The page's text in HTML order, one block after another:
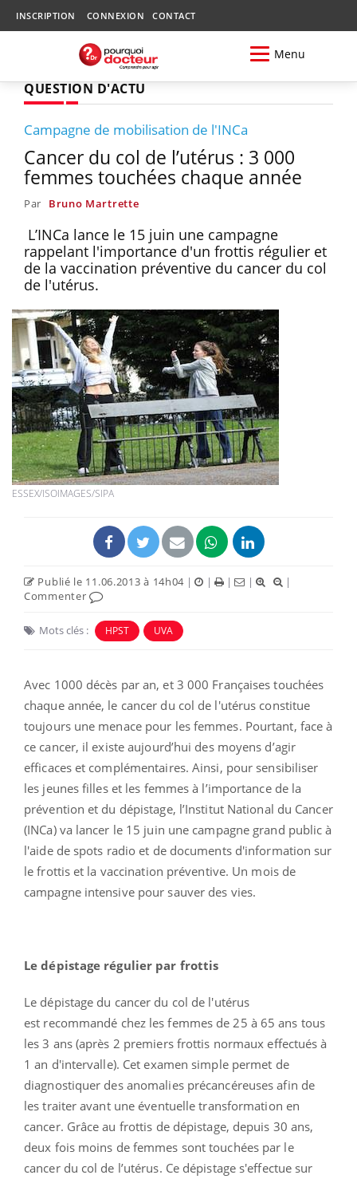
INSCRIPTION CONNEXION CONTACT
Menu
QUESTION D'ACTU
Campagne de mobilisation de l'INCa
Cancer du col de l’utérus : 3 000
femmes touchées chaque année
Par Bruno Martrette
L’INCa lance le 15 juin une campagne
rappelant l'importance d'un frottis régulier et
de la vaccination préventive du cancer du col
de l'utérus.
ESSEX/ISOIMAGES/SIPA
Publié le 11.06.2013 à 14h04 | | | |
|
Commenter
Mots clés : HPST UVA
Avec 1000 décès par an, et 3 000 Françaises touchées
chaque année, le cancer du col de l'utérus constitue
toujours une menace pour les femmes. Pourtant, face à
ce cancer, il existe aujourd’hui des moyens d’agir
efficaces et complémentaires. Ainsi, pour sensibiliser
les jeunes filles et les femmes à l’importance de la
prévention et du dépistage, l’Institut National du Cancer
(INCa) va lancer le 15 juin une campagne grand public à
l'aide de spots radio et de documents d'information sur
le frottis et la vaccination préventive. Un mois de
campagne intensive pour sauver des vies.
Le dépistage régulier par frottis
Le dépistage du cancer du col de l'utérus
est recommandé chez les femmes de 25 à 65 ans tous
les 3 ans (après 2 premiers frottis normaux effectués à
1 an d'intervalle). Cet examen simple permet de
diagnostiquer des anomalies précancéreuses afin de
les traiter avant une éventuelle transformation en
cancer. Grâce au frottis de dépistage, depuis 30 ans,
deux fois moins de femmes sont touchées par le
cancer du col de l’utérus. Ce dépistage s'effectue sur